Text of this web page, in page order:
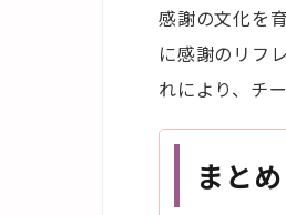
感謝の文化を
に感謝のリフ
れにより、チ
まとめ